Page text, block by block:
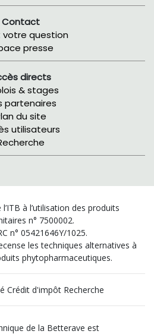
Contact
votre question
presse
directs
& stages
partenaires
du site
utilisateurs
à l’utilisation des produits
n° 7500002.
n° 05421646Y/1025.
les techniques alternatives à
phytopharmaceutiques.
Crédit d'impôt Recherche
de la Betterave est